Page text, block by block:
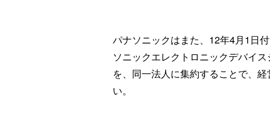
パナソニックはまた、12年4月1日
ソニックエレクトロニックデバイ
を、同一法人に集約することで、
い。